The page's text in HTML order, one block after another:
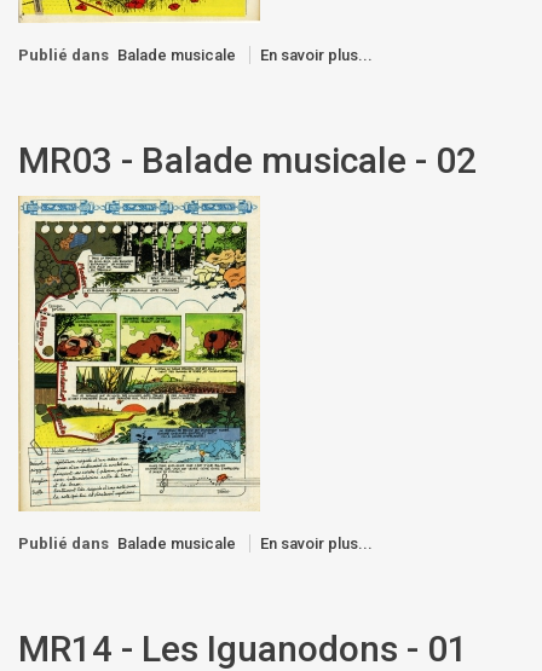
Publié dans Balade musicale En savoir plus...
MR03 - Balade musicale - 02
Publié dans Balade musicale En savoir plus...
MR14 - Les Iguanodons - 01